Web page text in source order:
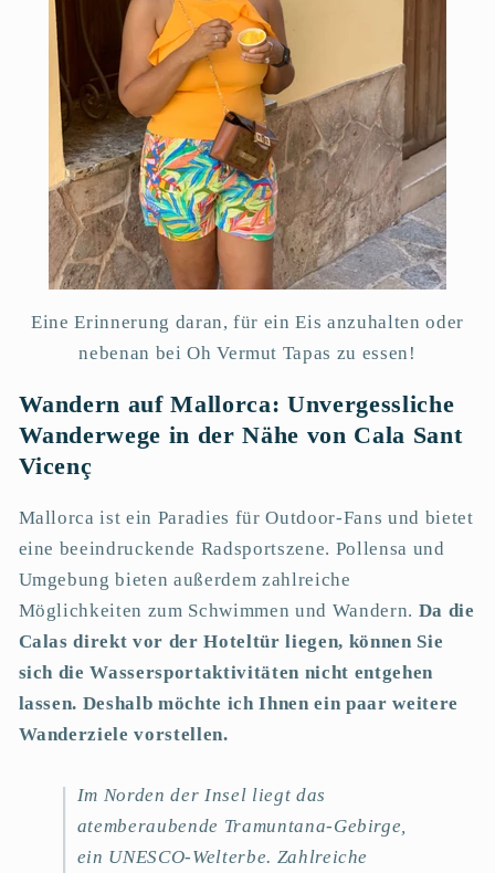
Eine Erinnerung daran, für ein Eis anzuhalten oder
nebenan bei Oh Vermut Tapas zu essen!
Wandern auf Mallorca: Unvergessliche
Wanderwege in der Nähe von Cala Sant
Vicenç
Mallorca ist ein Paradies für Outdoor-Fans und bietet
eine beeindruckende Radsportszene. Pollensa und
Umgebung bieten außerdem zahlreiche
Möglichkeiten zum Schwimmen und Wandern. Da die
Calas direkt vor der Hoteltür liegen, können Sie
sich die Wassersportaktivitäten nicht entgehen
lassen. Deshalb möchte ich Ihnen ein paar weitere
Wanderziele vorstellen.
Im Norden der Insel liegt das
atemberaubende Tramuntana-Gebirge,
ein UNESCO-Welterbe. Zahlreiche